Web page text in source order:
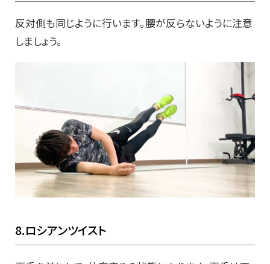
反対側も同じように行います。腰が反らないように注意
しましょう。
8.ロシアンツイスト